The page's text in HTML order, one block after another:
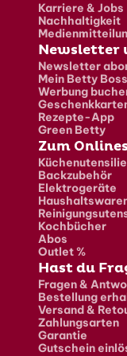
Karriere & Jobs
Nachhaltigkeit
Newsletter
Newsletter
Mein Betty
Werbung
Rezepte-App
Green Betty
Zum
Backzubehör
Elektrogeräte
Kochbücher
Abos
Outlet %
Hast du
Fragen &
Bestellung
Versand &
Zahlungsarten
Garantie
Gutschein